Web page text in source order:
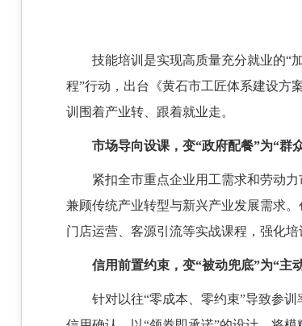
技能培训是实现高质量充分就业的“
程”行动，出台《黄石市工匠体系建设方
训围着产业转、跟着就业走。
市场导向设课，变“政府配餐”为“群
紧扣全市重点企业用工需求和劳动
兼顾传统产业转型与新兴产业发展需求
门店运营、客源引流等实战课程，强化培
信用前置约束，变“被动兜底”为“主
针对以往“零成本、零约束”导致参